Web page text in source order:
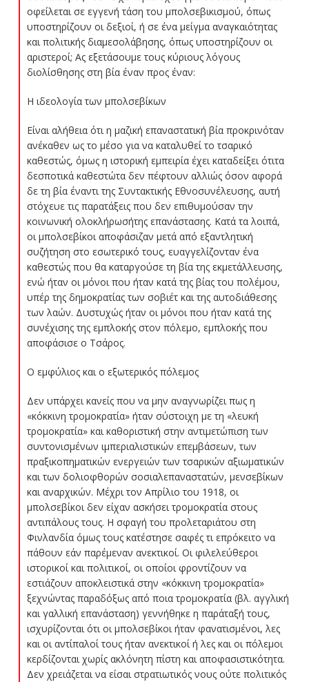
οφείλεται σε εγγενή τάση του μπολσεβικισμού, όπως
υποστηρίζουν οι δεξιοί, ή σε ένα μείγμα αναγκαιότητας
και πολιτικής διαμεσολάβησης, όπως υποστηρίζουν οι
αριστεροί; Ας εξετάσουμε τους κύριους λόγους
διολίσθησης στη βία έναν προς έναν:
Η ιδεολογία των μπολσεβίκων
Είναι αλήθεια ότι η μαζική επαναστατική βία προκρινόταν
ανέκαθεν ως το μέσο για να καταλυθεί το τσαρικό
καθεστώς, όμως η ιστορική εμπειρία έχει καταδείξει ότιτα
δεσποτικά καθεστώτα δεν πέφτουν αλλιώς όσον αφορά
δε τη βία έναντι της Συντακτικής Εθνοσυνέλευσης, αυτή
στόχευε τις παρατάξεις που δεν επιθυμούσαν την
κοινωνική ολοκλήρωσήτης επανάστασης. Κατά τα λοιπά,
οι μπολσεβίκοι αποφάσιζαν μετά από εξαντλητική
συζήτηση στο εσωτερικό τους, ευαγγελίζονταν ένα
καθεστώς που θα καταργούσε τη βία της εκμετάλλευσης,
ενώ ήταν οι μόνοι που ήταν κατά της βίας του πολέμου,
υπέρ της δημοκρατίας των σοβιέτ και της αυτοδιάθεσης
των λαών. Δυστυχώς ήταν οι μόνοι που ήταν κατά της
συνέχισης της εμπλοκής στον πόλεμο, εμπλοκής που
αποφάσισε ο Τσάρος.
Ο εμφύλιος και ο εξωτερικός πόλεμος
Δεν υπάρχει κανείς που να μην αναγνωρίζει πως η
«κόκκινη τρομοκρατία» ήταν σύστοιχη με τη «λευκή
τρομοκρατία» και καθοριστική στην αντιμετώπιση των
συντονισμένων ιμπεριαλιστικών επεμβάσεων, των
πραξικοπηματικών ενεργειών των τσαρικών αξιωματικών
και των δολιοφθορών σοσιαλεπαναστατών, μενσεβίκων
και αναρχικών. Μέχρι τον Απρίλιο του 1918, οι
μπολσεβίκοι δεν είχαν ασκήσει τρομοκρατία στους
αντιπάλους τους. Η σφαγή του προλεταριάτου στη
Φινλανδία όμως τους κατέστησε σαφές τι επρόκειτο να
πάθουν εάν παρέμεναν ανεκτικοί. Οι φιλελεύθεροι
ιστορικοί και πολιτικοί, οι οποίοι φροντίζουν να
εστιάζουν αποκλειστικά στην «κόκκινη τρομοκρατία»
ξεχνώντας παραδόξως από ποια τρομοκρατία (βλ. αγγλική
και γαλλική επανάσταση) γεννήθηκε η παράταξή τους,
ισχυρίζονται ότι οι μπολσεβίκοι ήταν φανατισμένοι, λες
και οι αντίπαλοί τους ήταν ανεκτικοί ή λες και οι πόλεμοι
κερδίζονται χωρίς ακλόνητη πίστη και αποφασιστικότητα.
Δεν χρειάζεται να είσαι στρατιωτικός νους ούτε πολιτικός